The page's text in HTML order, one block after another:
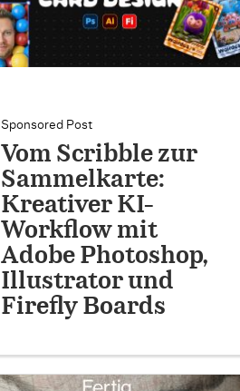
Sponsored Post
Vom Scribble zur
Sammelkarte:
Kreativer KI-
Workflow mit
Adobe Photoshop,
Illustrator und
Firefly Boards